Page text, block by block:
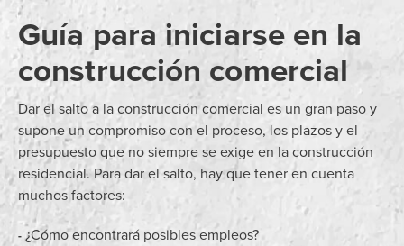
Guía para iniciarse en la
construcción comercial
Dar el salto a la construcción comercial es un gran paso y
supone un compromiso con el proceso, los plazos y el
presupuesto que no siempre se exige en la construcción
residencial. Para dar el salto, hay que tener en cuenta
muchos factores:
-¿Cómo encontrará posibles empleos?